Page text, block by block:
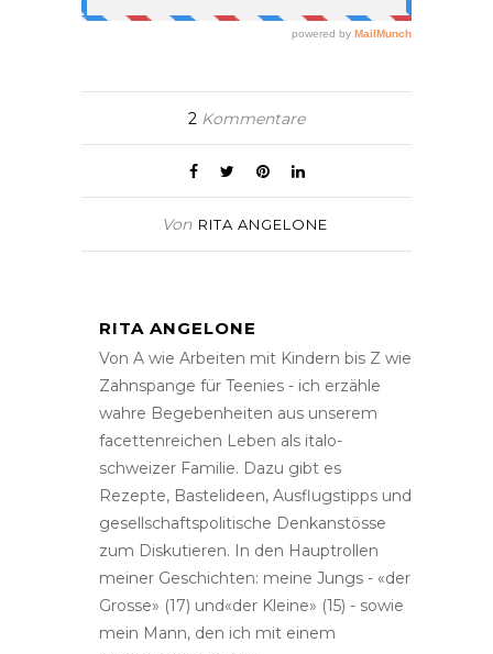
2 Kommentare
Von RITA ANGELONE
RITA ANGELONE
Von A wie Arbeiten mit Kindern bis Z wie
Zahnspange für Teenies - ich erzähle
wahre Begebenheiten aus unserem
facettenreichen Leben als italo-
schweizer Familie. Dazu gibt es
Rezepte, Bastelideen, Ausflugstipps und
gesellschaftspolitische Denkanstösse
zum Diskutieren. In den Hauptrollen
meiner Geschichten: meine Jungs - «der
Grosse» (17) und«der Kleine» (15) - sowie
mein Mann, den ich mit einem